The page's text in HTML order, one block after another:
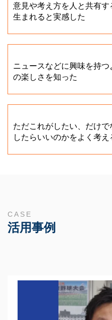
意見や考え方を人と共有
生まれると実感した
ニュースなどに興味を持
の楽しさを知った
ただこれがしたい、だけ
したらいいのかをよく考
CASE
活用事例